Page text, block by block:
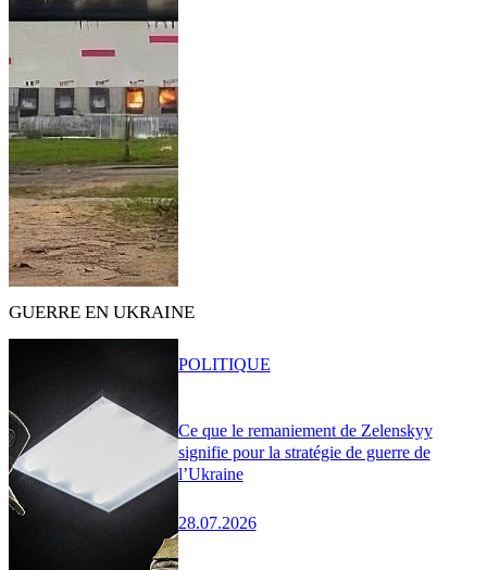
GUERRE EN UKRAINE
Ce que le remaniement de Zelenskyy
signifie pour la stratégie de guerre de
l’Ukraine
28.07.2026
POLITIQUE